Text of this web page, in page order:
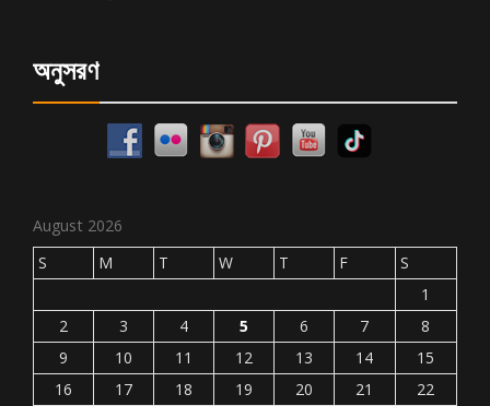
অনুসরণ
August 2026
S
M T W T F
S
1
2
3 4 5 6 7
8
9
10 11 12 13 14
15
16
17 18 19 20 21 22